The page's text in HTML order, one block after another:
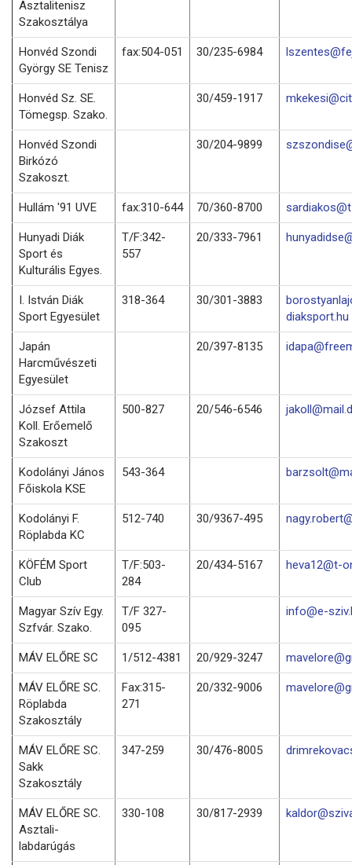
Asztalitenisz
Szakosztálya
Honvéd Szondi
György SE Tenisz
fax:504-051 30/235-6984
Honvéd Sz. SE.
Tömegsp. Szako.
30/459-1917
Honvéd Szondi
Birkózó
Szakoszt.
30/204-9899
Hullám '91 UVE fax:310-644 70/360-8700
Hunyadi Diák
Sport és
Kulturális Egyes.
T/F:342-
557
20/333-7961
I. István Diák
Sport Egyesület
318-364 30/301-3883
diaksport.hu
Japán
Harcművészeti
Egyesület
20/397-8135
József Attila
Koll. Erőemelő
Szakoszt
500-827 20/546-6546
Kodolányi János
Főiskola KSE
543-364
Kodolányi F.
Röplabda KC
512-740 30/9367-495
KÖFÉM Sport
Club
T/F:503-
284
20/434-5167 heva12@t-
Magyar Szív Egy.
Szfvár. Szako.
T/F 327-
095
info@e-
MÁV ELŐRE SC 1/512-4381 20/929-3247
MÁV ELŐRE SC.
Röplabda
Szakosztály
Fax:315-
271
20/332-9006
MÁV ELŐRE SC.
Sakk
Szakosztály
347-259 30/476-8005
MÁV ELŐRE SC.
Asztali-
labdarúgás
330-108 30/817-2939